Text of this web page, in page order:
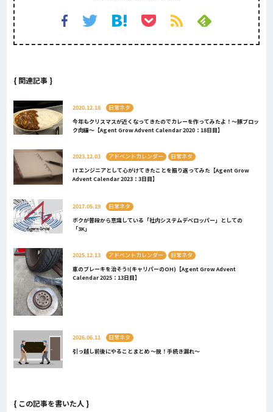
{ 関連記事 }
2020.12.18
日常ネタ
今年もクリスマスが近くなってきたのでカレーを作ってみたよ！～豚ブロッ
ク肉編～【Agent Grow Advent Calendar 2020：18日目】
2023.12.03 アドベントカレンダー
日常ネタ
ITエンジニアとして心がけてきたことを振り返ってみた【Agent Grow
Advent Calendar 2023：3日目】
2017.05.19
日常ネタ
ボクが普段から意識している「社内システムデベロッパー」としての
「3K」
2025.12.13 アドベントカレンダー
日常ネタ
車のブレーキを治そう!(キャリパーのOH)【Agent Grow Advent
Calendar 2025：13日目】
2026.06.11
日常ネタ
引っ越し前後にやることまとめ ～脱！手続き漏れ～
{ この記事を書いた人 }